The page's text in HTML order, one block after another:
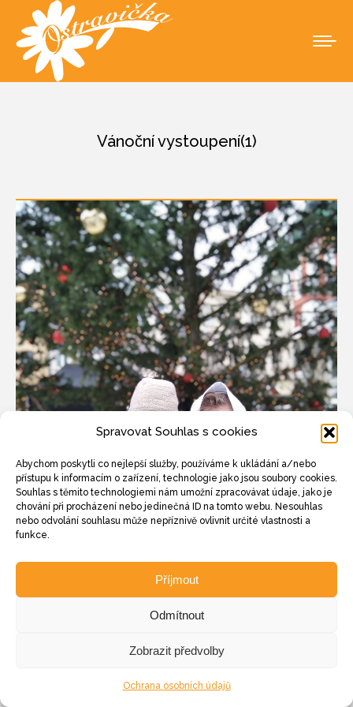
Spravovat Souhlas s cookies
Abychom poskytli co nejlepší služby, používáme k ukládání a/nebo
přístupu k informacím o zařízení, technologie jako jsou soubory cookies.
Souhlas s těmito technologiemi nám umožní zpracovávat údaje, jako je
chování při procházení nebo jedinečná ID na tomto webu. Nesouhlas
nebo odvolání souhlasu může nepříznivě ovlivnit určité vlastnosti a
funkce.
Příjmout
Odmítnout
Zobrazit předvolby
Ochrana osobních údajů
Vánoční vystoupení(1)
Copyright © Weiron Dynamics, s.r.o. |Tvorba webových stránek